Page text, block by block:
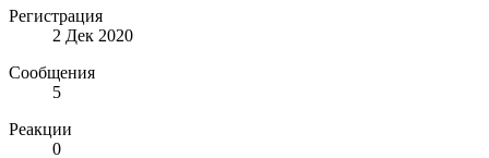
Регистрация
2 Дек 2020
Сообщения
5
Реакции
0